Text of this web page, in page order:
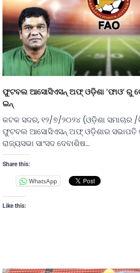
ଫୁଟବଲ ଆସୋସିଏସନ୍ ଅଫ୍ ଓଡ଼ିଶା ‘ଫାଓ’ ରୁ
ଇନ୍
କଟକ ସଦର, ୧୨/୭/୨୦୨୪ (ଓଡ଼ିଶା ସମାଚାର /
ଫୁଟବଲ ଆସୋସିଏସନ୍ ଅଫ୍ ଓଡ଼ିଶାର ସଭାପତି
ରାଜ୍ୟସଭା ସାଂସଦ ଦେବାଶିଷ…
Share this:
WhatsApp
Like this: